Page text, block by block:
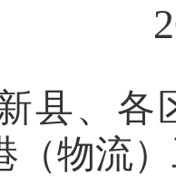
县、各
（物流